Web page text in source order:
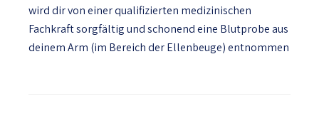
wird dir von einer qualifizierten medizinischen
Fachkraft sorgfältig und schonend eine Blutprobe aus
deinem Arm (im Bereich der Ellenbeuge) entnommen